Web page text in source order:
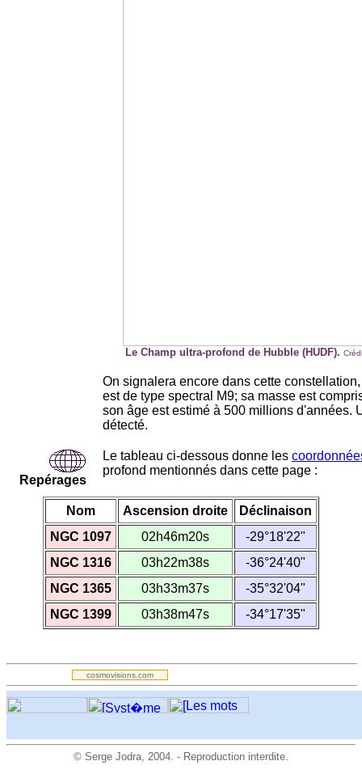
Le Champ ultra-profond de Hubble (HUDF).
On signalera encore dans cette constella
est de type spectral M9; sa masse est
son âge est estimé à 500 millions d'années.
détecté.
Repérages
Le tableau ci-dessous donne les
profond mentionnés dans cette page :
Nom Ascension droite
Déclinaison
NGC 1097
02h46m20s
-29°18'22"
NGC 1316
03h22m38s
-36°24'40"
NGC 1365
03h33m37s
-35°32'04"
NGC 1399
03h38m47s -34°17'35"
.
cosmovisions.com
© Serge Jodra, 2004. - Reproduction interdite.